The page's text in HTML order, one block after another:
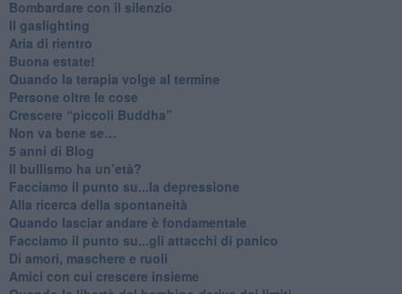
​Bombardare con il silenzio
Il gaslighting
Aria di rientro
Buona estate!
​Quando la terapia volge al termine
​Persone oltre le cose
​Crescere “piccoli Buddha”
Non va bene se…
​5 anni di Blog
​Il bullismo ha un’età?
Facciamo il punto su...la depressione
​Alla ricerca della spontaneità
​Quando lasciar andare è fondamentale
Facciamo il punto su...gli attacchi di panico
Di amori, maschere e ruoli
​Amici con cui crescere insieme